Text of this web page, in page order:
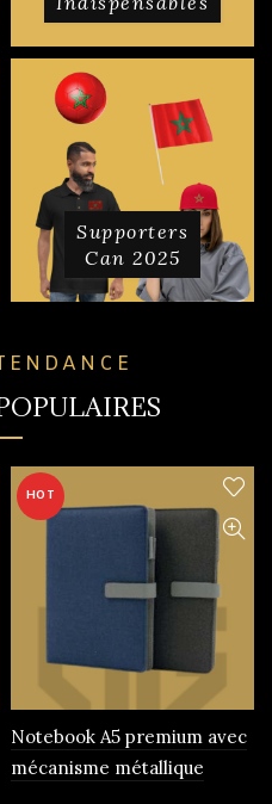
Supporters
Can 2025
HOT
Notebook A5 premium avec
mécanisme métallique